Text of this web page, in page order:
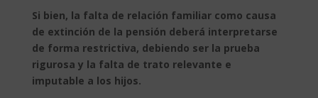
Si bien, la falta de relación familiar como causa
de extinción de la pensión deberá interpretarse
de forma restrictiva, debiendo ser la prueba
rigurosa y la falta de trato relevante e
imputable a los hijos.